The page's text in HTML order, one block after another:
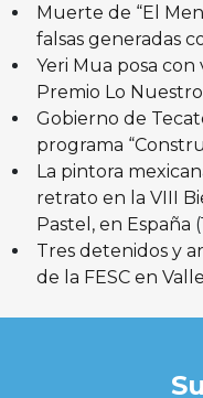
Muerte de “El
falsas generadas
Yeri Mua posa
Premio Lo
Gobierno de
programa
La pintora
retrato en la VIII
Pastel, en España
Tres detenidos y
de la FESC en